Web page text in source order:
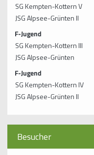
SG Kempten-Kottern V
JSG Alpsee-Grünten II
F-Jugend
SG Kempten-Kottern III
JSG Alpsee-Grünten
F-Jugend
SG Kempten-Kottern IV
JSG Alpsee-Grünten II
Besucher